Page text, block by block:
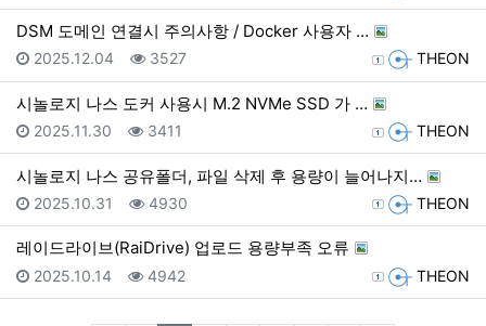
DSM 도메인 연결시 주의사항 / Docker 사용자 …
등록자 THEON
등록일
2025.12.04 조회
3527
시놀로지 나스 도커 사용시 M.2 NVMe SSD 가 …
등록자 THEON
등록일
2025.11.30 조회
3411
시놀로지 나스 공유폴더, 파일 삭제 후 용량이 늘어나지…
등록자 THEON
등록일
2025.10.31 조회
4930
레이드라이브(RaiDrive) 업로드 용량부족 오류
등록자 THEON
등록일
2025.10.14 조회
4942